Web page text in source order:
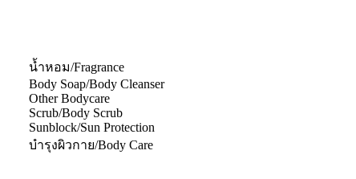
น้ำหอม/Fragrance
Body Soap/Body Cleanser
Other Bodycare
Scrub/Body Scrub
Sunblock/Sun Protection
บำรุงผิวกาย/Body Care